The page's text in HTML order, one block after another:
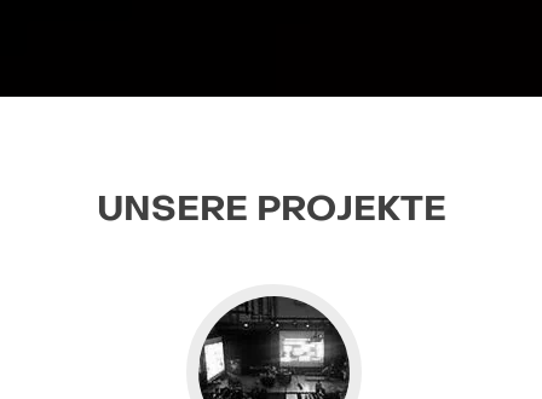
UNSERE PROJEKTE
Go to Schiller-LAN